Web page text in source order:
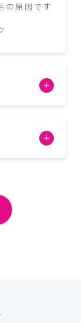
の原因です